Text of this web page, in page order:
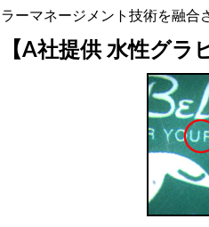
ラーマネージメント技術を融合
【A社提供 水性グラ